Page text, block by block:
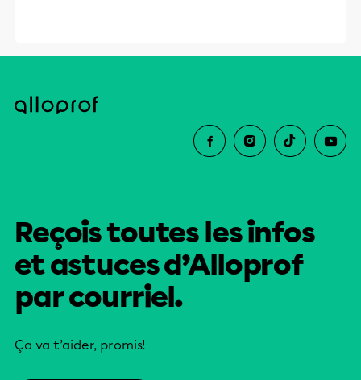
Reçois toutes les infos
et astuces d’Alloprof
par courriel.
Ça va t’aider, promis!